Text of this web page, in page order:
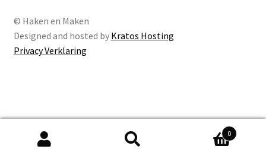
© Haken en Maken
Designed and hosted by Kratos Hosting
Privacy Verklaring
0
De waardering van hakenenmaken.nl bij
WebwinkelKeur
Reviews
is 9.6/10 gebaseerd op 236 reviews.